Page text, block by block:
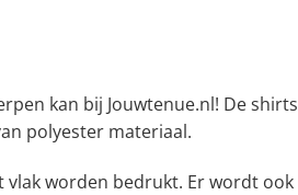
kan bij Jouwtenue.nl! De shirts
polyester materiaal.
vlak worden bedrukt. Er wordt ook